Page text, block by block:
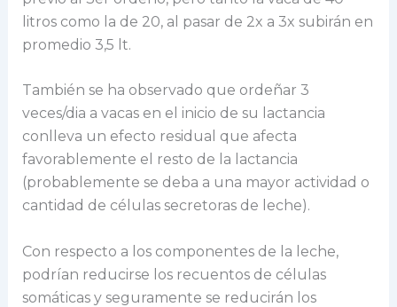
litros como la de 20, al pasar de 2x a 3x subirán en
promedio 3,5 lt.
También se ha observado que ordeñar 3
veces/dia a vacas en el inicio de su lactancia
conlleva un efecto residual que afecta
favorablemente el resto de la lactancia
(probablemente se deba a una mayor actividad o
cantidad de células secretoras de leche).
Con respecto a los componentes de la leche,
podrían reducirse los recuentos de células
somáticas y seguramente se reducirán los